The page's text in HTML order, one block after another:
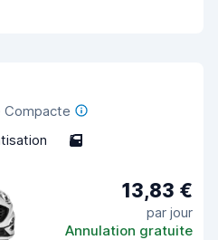
Compacte
5
13,83 €
par jour
Annulation gratuite